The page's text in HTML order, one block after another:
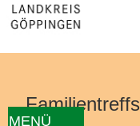
MENÜ
Familientreffs